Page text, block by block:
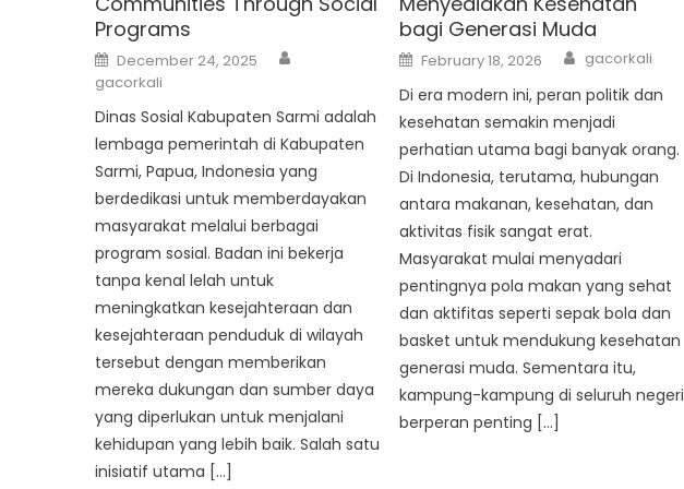
Programs
Posted
on
December 24, 2025
gacorkali
Dinas Sosial Kabupaten Sarmi adalah
lembaga pemerintah di Kabupaten
Sarmi, Papua, Indonesia yang
berdedikasi untuk memberdayakan
masyarakat melalui berbagai
program sosial. Badan ini bekerja
tanpa kenal lelah untuk
meningkatkan kesejahteraan dan
kesejahteraan penduduk di wilayah
tersebut dengan memberikan
mereka dukungan dan sumber daya
yang diperlukan untuk menjalani
kehidupan yang lebih baik. Salah satu
inisiatif utama […]
bagi Generasi Muda
Posted
on
February 18, 2026 Author
gacorkali
Di era modern ini, peran politik dan
kesehatan semakin menjadi
perhatian utama bagi banyak orang.
Di Indonesia, terutama, hubungan
antara makanan, kesehatan, dan
aktivitas fisik sangat erat.
Masyarakat mulai menyadari
pentingnya pola makan yang sehat
dan aktifitas seperti sepak bola dan
basket untuk mendukung kesehatan
generasi muda. Sementara itu,
kampung-kampung di seluruh negeri
berperan penting […]